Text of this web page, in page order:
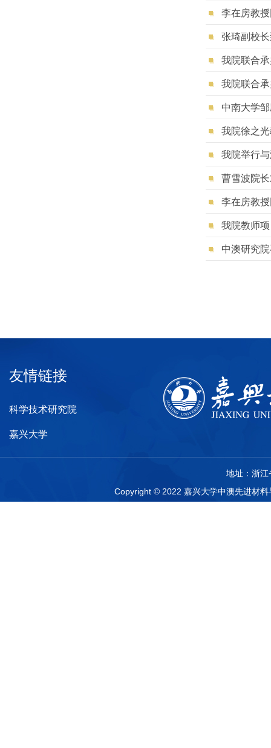
李在房教
张琦副校
我院联合
我院联合
中南大学
我院徐之
我院举行
曹雪波院
李在房教
我院教师
中澳研究
友情链接
科学技术研究院
嘉兴大学
地址：浙
Copyright © 2022 嘉兴大学中澳先进